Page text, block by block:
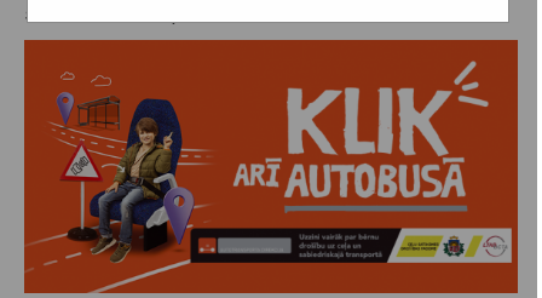
sabiedrisko transportu" materiāli